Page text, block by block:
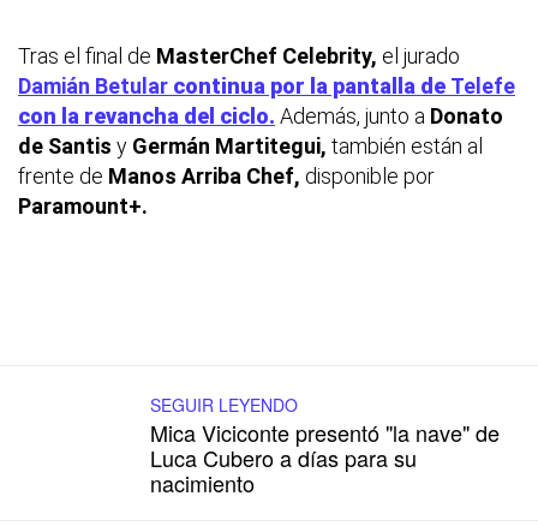
Tras el final de MasterChef Celebrity, el jurado
Damián Betular continua por la pantalla de Telefe
con la revancha del ciclo. Además, junto a Donato
de Santis y Germán Martitegui, también están al
frente de Manos Arriba Chef, disponible por
Paramount+.
SEGUIR LEYENDO
Mica Viciconte presentó "la nave" de
Luca Cubero a días para su
nacimiento